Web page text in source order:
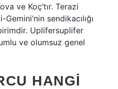
ve Koç’tır. Terazi
sendikacılığı
Uplifersuplifer
ve olumsuz genel
HANGI